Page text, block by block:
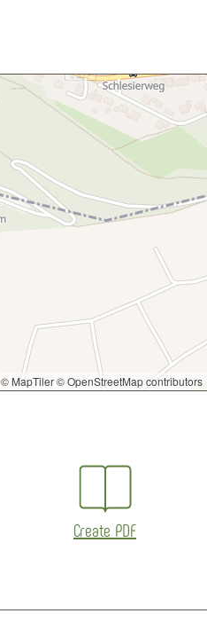
© MapTiler© OpenStreetMap contributors
Create PDF